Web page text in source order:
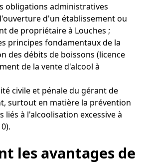
obligations administratives
d'un établissement ou
de propriétaire à Louches ;
principes fondamentaux de la
des débits de boissons (licence
de la vente d'alcool à
civile et pénale du gérant de
surtout en matière la prévention
liés à l'alcoolisation excessive à
les avantages de